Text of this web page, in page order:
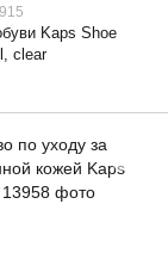
Kaps Shoe
clear